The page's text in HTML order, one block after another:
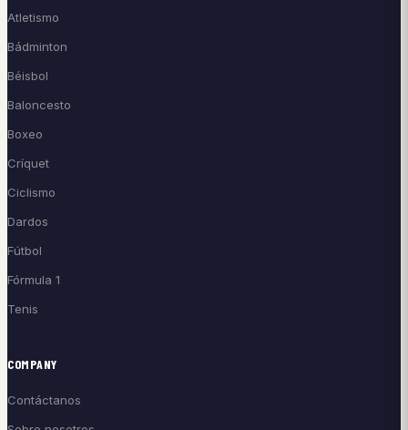
Atletismo
Bádminton
Béisbol
Baloncesto
Boxeo
Críquet
Ciclismo
Dardos
Fútbol
Fórmula 1
Tenis
COMPANY
Contáctanos